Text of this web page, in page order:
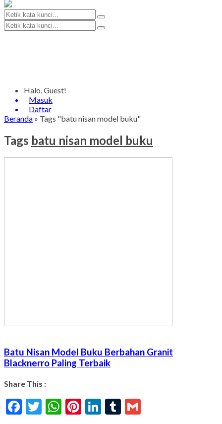
Halo, Guest!
Masuk
Daftar
Beranda » Tags "batu nisan model buku"
Tags batu nisan model buku
Batu Nisan Model Buku Berbahan Granit
Blacknerro Paling Terbaik
Share This :
Facebook
Twitter
WhatsApp
Pinterest
LinkedIn
Tumblr